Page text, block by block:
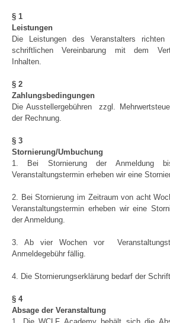
§ 1
Leistungen
Die Leistungen des Veranstalters
schriftlichen Vereinbarung mit dem
Inhalten.
§ 2
Zahlungsbedingungen
Die Ausstellergebühren zzgl.
der Rechnung.
§ 3
Stornierung/Umbuchung
1. Bei Stornierung der Anmeldung
Veranstaltungstermin erheben wir eine
2. Bei Stornierung im Zeitraum von acht
Veranstaltungstermin erheben wir eine
der Anmeldung.
3. Ab vier Wochen vor
Anmeldegebühr fällig.
4. Die Stornierungserklärung bedarf der
§ 4
Absage der Veranstaltung